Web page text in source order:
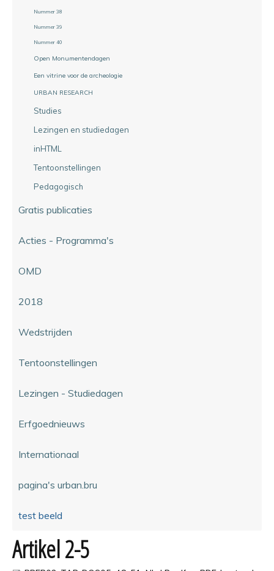
Nummer 38
Nummer 39
Nummer 40
Open Monumentendagen
Een vitrine voor de archeologie
URBAN RESEARCH
Studies
Lezingen en studiedagen
inHTML
Tentoonstellingen
Pedagogisch
Gratis publicaties
Acties - Programma's
OMD
2018
Wedstrijden
Tentoonstellingen
Lezingen - Studiedagen
Erfgoednieuws
Internationaal
pagina's urban.bru
test beeld
Artikel 2-5